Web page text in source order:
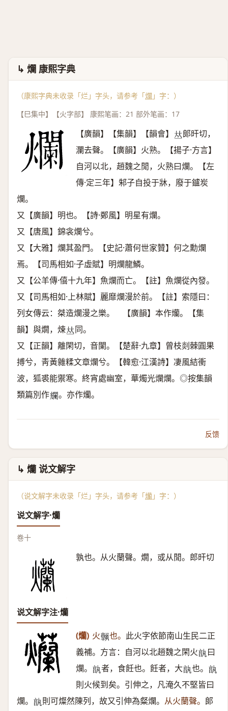
↳ 爛 康熙字典
（康熙字典未收录「烂」字头，请参考「爛 」字：）
【巳集中】【火字部】 康熙笔画：21 部外笔画：17
【廣韻】【集韻】【韻會】 𠀤郞旰切，
瀾去聲。【廣韻】火熟。【揚子·方言】
自河以北，趙魏之閒，火熟曰爛。【左
傳·定三年】邾子自投于牀，廢于鑪炭
爛。
又【廣韻】明也。【詩·鄭風】明星有爛。
又【唐風】錦衾爛兮。
又【大雅】爛其盈門。【史記·蕭何世家贊】何之勳爛
焉。【司馬相如·子虛賦】明爛龍鱗。
又【公羊傳·僖十九年】魚爛而亡。【註】魚爛從內發。
又【司馬相如·上林賦】麗靡爛漫於前。【註】索隱曰：
列女傳云：桀造爛漫之樂。 【廣韻】本作爤。【集
韻】與燗，煉𠀤同。
又【正韻】離閑切，音闌。【楚辭·九章】曾枝剡棘圓果
搏兮，靑黃雜糅文章爛兮。【韓愈·江漢詩】凄風結衝
波，狐裘能禦寒。終宵處幽室，華燭光爛爛。◎按集韻
類篇別作𠓖 。亦作爤。
反馈
↳ 爤 说文解字
（说文解字未收录「烂」字头，请参考「爤 」字：）
说文解字·爤
卷十
孰也。从火蘭聲。燗，或从閒。郎旰切
说文解字注·爤
(爤) 火𦏧 也。 此火字依節南山生民二正
義補。方言：自河以北趙魏之閑火𠅩 曰
爛。 𠅩 者，食飪也。飪者，大𠅩 也。 𠅩
則火候到矣。引伸之，凡淹久不堅皆曰
爛。 𠅩 則可燦然陳列，故又引伸為粲爛。 从火蘭聲。 郞